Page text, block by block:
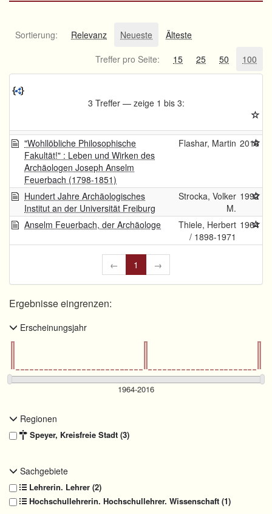
Sortierung: Relevanz Neueste
Älteste
Treffer pro Seite:
15 25 50 100
3 Treffer — zeige 1 bis 3:
"Wohllöbliche Philosophische
Fakultät!" : Leben und Wirken des
Archäologen Joseph Anselm
Feuerbach (1798-1851)
Flashar, Martin 2016
Hundert Jahre Archäologisches
Institut an der Universität Freiburg
Strocka, Volker
M.
1992
Anselm Feuerbach, der Archäologe
Thiele, Herbert
/ 1898-1971
1964
← 1 →
Ergebnisse eingrenzen:
Erscheinungsjahr
Regionen
Speyer, Kreisfreie Stadt (3)
Sachgebiete
Lehrerin. Lehrer (2)
Hochschullehrerin. Hochschullehrer. Wissenschaft (1)